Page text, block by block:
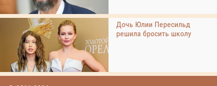
Дочь Юлии Пересильд
решила бросить школу